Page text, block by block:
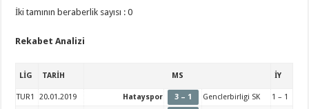
İki tamının beraberlik sayısı : 0
Rekabet Analizi
LİG TARİH MS İY
TUR1 20.01.2019 Hatayspor 3 – 1 Genclerbirligi SK
1 – 1